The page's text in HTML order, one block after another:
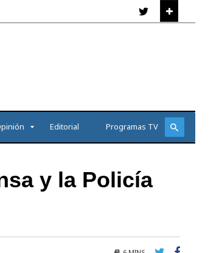
Editorial Programas TV
y la Policía